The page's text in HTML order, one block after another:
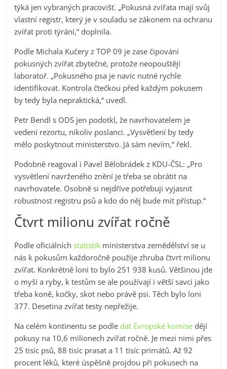
týká jen vybraných pracovišť. „Pokusná zvířata mají svůj
vlastní registr, který je v souladu se zákonem na ochranu
zvířat proti týrání,“ doplnila.
Podle Michala Kučery z TOP 09 je zase čipování
pokusných zvířat zbytečné, protože neopouštějí
laboratoř. „Pokusného psa je navíc nutné rychle
identifikovat. Kontrola čtečkou před každým pokusem
by tedy byla nepraktická,“ uvedl.
Petr Bendl s ODS jen podotkl, že navrhovatelem je
vedení rezortu, nikoliv poslanci. „Vysvětlení by tedy
mělo poskytnout ministerstvo. Já sám nevím,“ řekl.
Podobně reagoval i Pavel Bělobrádek z KDU-ČSL: „Pro
vysvětlení navrženého znění je třeba se obrátit na
navrhovatele. Osobně si nejdříve potřebuji vyjasnit
robustnost registru psů a kdo do něj bude mít přístup.“
Čtvrt milionu zvířat ročně
Podle oficiálníchstatistik ministerstva zemědělství se u
nás k pokusům každoročně použije zhruba čtvrt milionu
zvířat. Konkrétně loni to bylo 251 938 kusů. Většinou jde
o myši a ryby, k testům se ale používají i větší savci jako
třeba koně, kočky, skot nebo právě psi. Těch bylo loni
377. Desetina zvířat testy nepřežije.
Na celém kontinentu se podle dat Evropské komise dějí
pokusy na 10,6 milionech zvířat ročně. Je mezi nimi přes
25 tisíc psů, 88 tisíc prasat a 11 tisíc primátů. Až 92
procent léků, které úspěšně projdou při pokusech na